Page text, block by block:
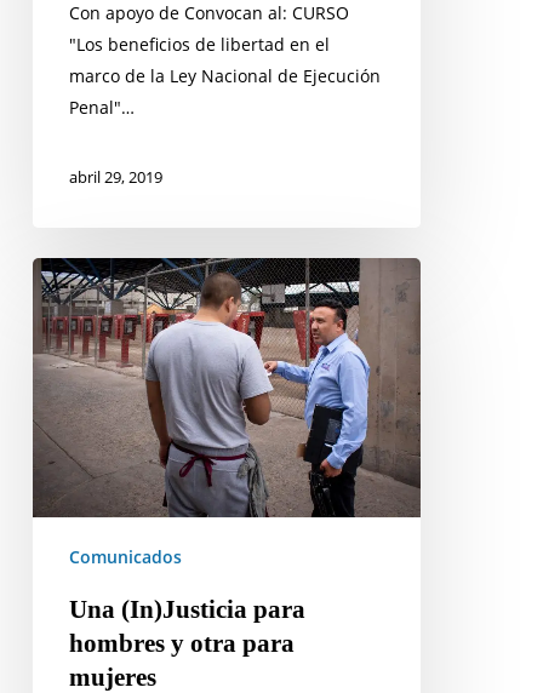
Penal
Con apoyo de Convocan al: CURSO
"Los beneficios de libertad en el
marco de la Ley Nacional de Ejecución
Penal"…
abril 29, 2019
Una
(In)Justicia
para
hombres
otra
para
mujeres
Comunicados
Una (In)Justicia para
hombres y otra para
mujeres